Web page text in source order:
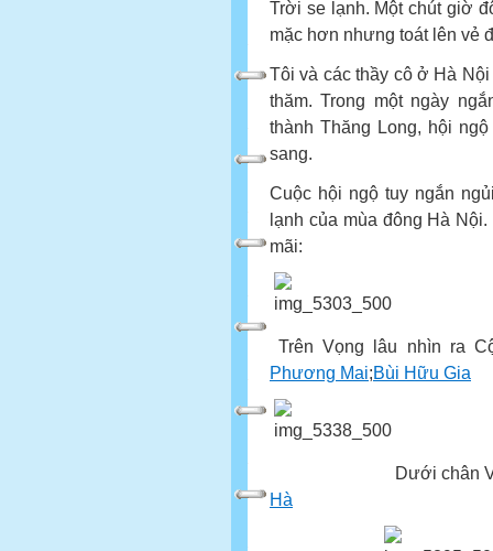
Trời se lạnh. Một chút giờ
mặc hơn nhưng toát lên vẻ
Tôi và các thầy cô ở Hà
thăm. Trong một ngày
thành Thăng Long, hội
sang.
Cuộc hội ngộ tuy ngắn
lạnh của mùa đông Hà
mãi:
Trên Vọng lâu nhìn ra
Phương Mai;Bùi Hữu Gia
Dưới chân Vọng
Hà